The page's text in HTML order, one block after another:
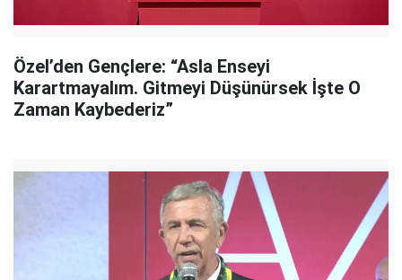
Özel’den Gençlere: “Asla Enseyi
Karartmayalım. Gitmeyi Düşünürsek İşte O
Zaman Kaybederiz”